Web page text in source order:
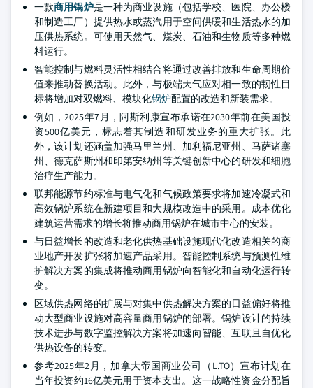
一款商用锅炉是一种为商业设施（包括学校、医院、办公楼
和制造工厂）提供热水或蒸汽用于空间供暖和生活热水的加
压供热系统。可使用天然气、煤炭、石油和生物质等多种燃
料运行。
智能控制与燃料灵活性相结合将通过改善排放和生命周期价
值来推动替换活动。此外，与极端天气应对相一致的韧性目
标将增加对双燃料、模块化锅炉配置的改造和新装需求。
例如，2025年7月，阿斯利康宣布承诺在2030年前在美国投
资500亿美元，标志着其制造和研发业务的重大扩张。此
外，该计划还涵盖加强马里兰州、加利福尼亚州、马萨诸塞
州、德克萨斯州和印第安纳州等关键创新中心的研发和细胞
治疗生产能力。
联邦能源节约标准与电气化和气候政策要求将加速冷凝式和
高效锅炉系统在新建项目和大规模改造中的采用。成本优化
建筑运营需求的增长将推动商用锅炉在城市中心的安装。
与日益增长的改造和老化供热基础设施现代化改造相关的商
业地产开发扩张将加速产品采用。智能控制系统与预测性维
护解决方案的集成将推动商用锅炉向智能化和自动化运行转
变。
区域供热网络的扩展与对集中供热解决方案的日益偏好将推
动大型商业设施对高容量商用锅炉的部署。锅炉设计的持续
技术进步与数字监控解决方案将加速向智能、互联且自优化
供热设备的转变。
参考2025年2月，加拿大帝国商业公司（L.TO）宣布计划在
当年投资约16亿美元用于资本支出。这一战略性资金分配旨